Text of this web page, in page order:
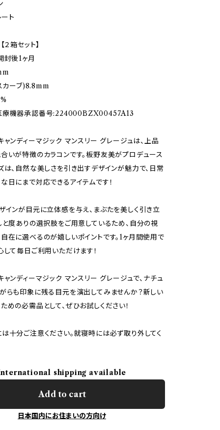
ト
箱セット】
後1ヶ月
ーブ)8.8mm
機器承認番号:224000BZX00457A13
ャンディーマジック マンスリー グレージュは、上品
いが特徴のカラコンです。板野友美がプロデュース
は、自然な美しさを引き出すデザインが魅力で、日常
日にまで対応できるアイテムです！
インが目元に立体感を与え、まぶたを美しく引き立
と度ありの選択肢をご用意しているため、自分の視
在に選べるのが嬉しいポイントです。1ヶ月間使用で
して毎日ご利用いただけます！
ャンディーマジック マンスリー グレージュで、ナチュ
らも印象に残る目元を演出してみませんか？新しい
めの必需品として、ぜひお試しください！
十分ご注意ください。就寝時には必ず取り外してく
shipping available
Add to cart
日本国内にお住まいの方向け